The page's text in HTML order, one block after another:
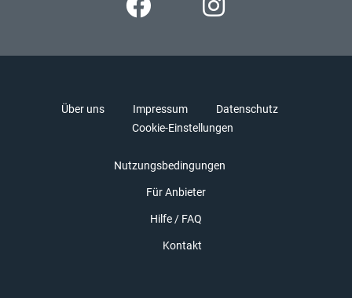
Über uns Impressum
Datenschutz
Cookie-Einstellungen
Nutzungsbedingungen
Für Anbieter
Hilfe / FAQ
Kontakt